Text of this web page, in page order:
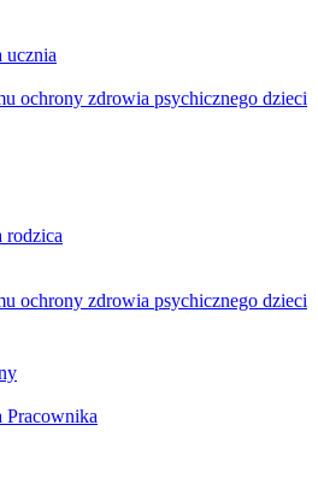
ucznia
ochrony zdrowia psychicznego dzieci
rodzica
ochrony zdrowia psychicznego dzieci
Pracownika